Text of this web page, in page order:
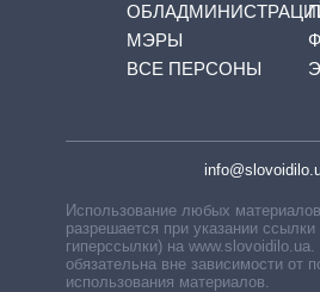
МЭРЫ
ВСЕ ПЕРСОНЫ
Использование любых
разрешается при указании
гиперссылки) на
обязательна вне зависимости от
использования материалов.